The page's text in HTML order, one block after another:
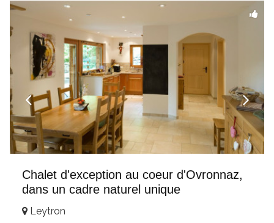
Chalet d'exception au coeur d'Ovronnaz,
dans un cadre naturel unique
Leytron